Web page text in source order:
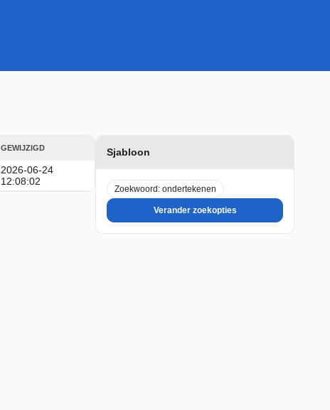
Sjabloon
Zoekwoord: ondertekenen
Verander zoekopties
GEWIJZIGD
2026-06-24
12:08:02